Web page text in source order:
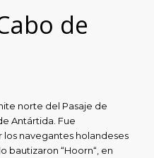
de
norte del Pasaje de
Antártida. Fue
los navegantes holandeses
bautizaron “Hoorn“, en